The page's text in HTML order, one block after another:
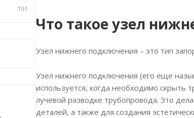
Что такое узел
Узел нижнего подключения – это тип
Узел нижнего подключения (его еще
используется, когда необходимо скрыть
лучевой разводке трубопровода. Это
деталей, а также для создания
191